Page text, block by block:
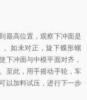
高位置，观察下冲面是
。如未对正，旋下蝶形螺
下冲面与中模平面对齐，
至此，用手摇动手轮，车
以加料试压，进行下一步